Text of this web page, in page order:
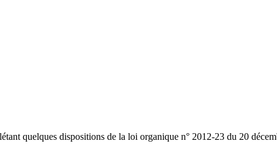
quelques dispositions de la loi organique n° 2012-23 du 20